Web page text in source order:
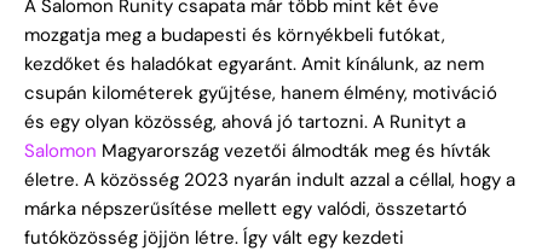
A Salomon Runity csapata már több mint két éve
mozgatja meg a budapesti és környékbeli futókat,
kezdőket és haladókat egyaránt. Amit kínálunk, az nem
csupán kilométerek gyűjtése, hanem élmény, motiváció
és egy olyan közösség, ahová jó tartozni. A Runityt a
Salomon Magyarország vezetői álmodták meg és hívták
életre. A közösség 2023 nyarán indult azzal a céllal, hogy a
márka népszerűsítése mellett egy valódi, összetartó
futóközösség jöjjön létre. Így vált egy kezdeti